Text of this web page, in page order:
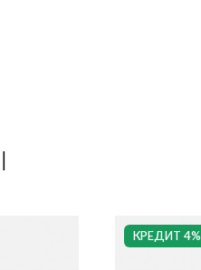
КРЕДИТ 4%